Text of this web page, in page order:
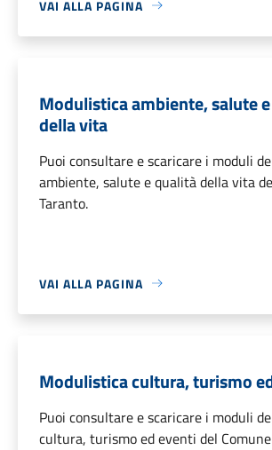
VAI ALLA PAGINA
Modulistica ambiente, salute
della vita
Puoi consultare e scaricare i moduli
ambiente, salute e qualità della vita
Taranto.
VAI ALLA PAGINA
Modulistica cultura, turismo
Puoi consultare e scaricare i moduli
cultura, turismo ed eventi del